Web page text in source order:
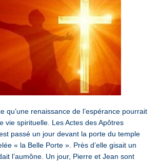
qu’une renaissance de l’espérance pourrait
vie spirituelle. Les Actes des Apôtres
passé un jour devant la porte du temple
« la Belle Porte ». Près d’elle gisait un
l’aumône. Un jour, Pierre et Jean sont